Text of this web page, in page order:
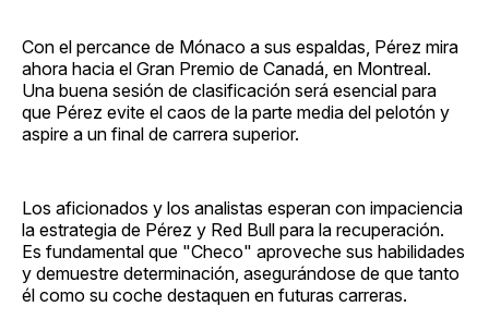
Con el percance de Mónaco a sus espaldas, Pérez mira
ahora hacia el Gran Premio de Canadá, en Montreal.
Una buena sesión de clasificación será esencial para
que Pérez evite el caos de la parte media del pelotón y
aspire a un final de carrera superior.
Los aficionados y los analistas esperan con impaciencia
la estrategia de Pérez y Red Bull para la recuperación.
Es fundamental que "Checo" aproveche sus habilidades
y demuestre determinación, asegurándose de que tanto
él como su coche destaquen en futuras carreras.